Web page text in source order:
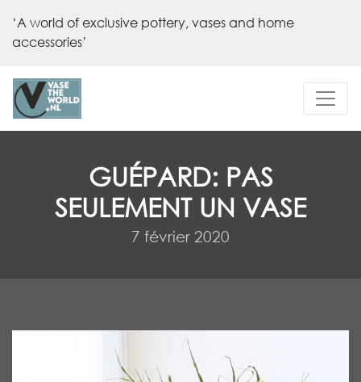
‘A world of exclusive pottery, vases and home
accessories’
GUÉPARD: PAS
SEULEMENT UN VASE
7 février 2020